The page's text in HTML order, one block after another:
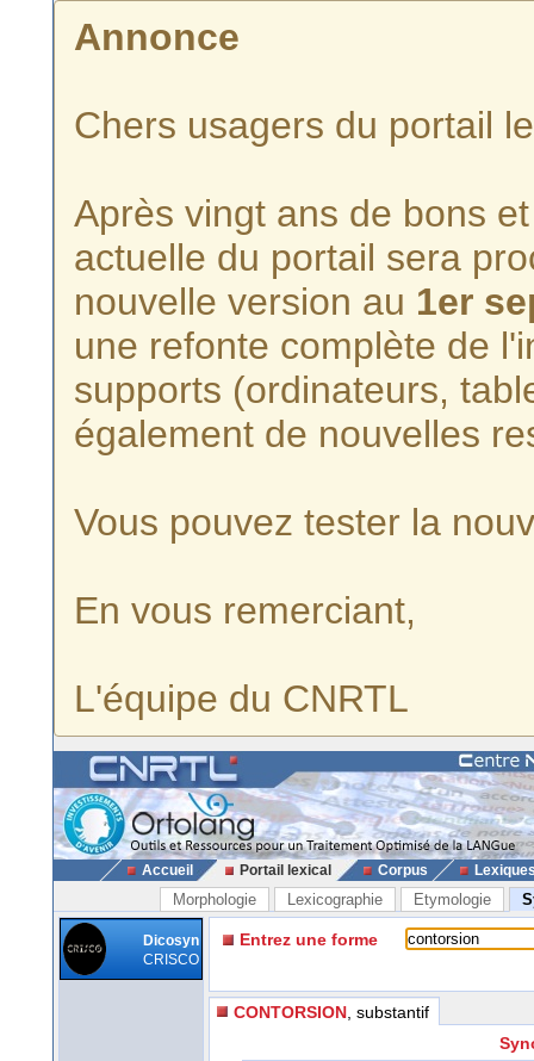
Annonce
Chers usagers du portail
Après vingt ans de bons
actuelle du portail sera
nouvelle version au 1er
une refonte complète de
supports (ordinateurs,
également de nouvelles
Vous pouvez tester la
En vous remerciant,
L'équipe du CNRTL
Accueil Portail lexical Corpus
Morphologie Lexicographie Etymologie
Dicosyn
CRISCO
Entrez une forme
CONTORSION , substantif